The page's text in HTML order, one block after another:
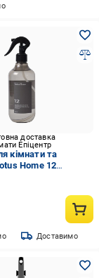
доставка
Епіцентр
кімнати та
Home 12
тонка/сандал 500
Доставимо